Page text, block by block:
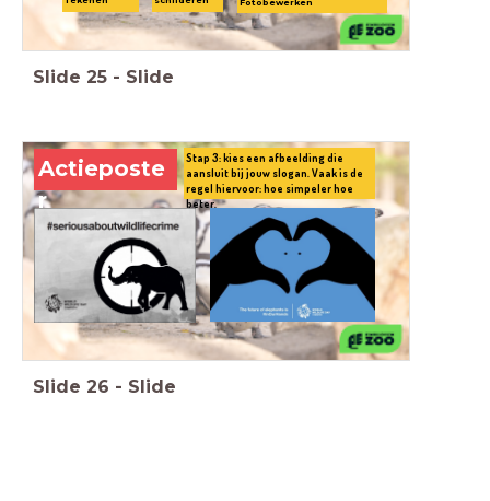
Slide 25 - Slide
Actieposte
r
Stap 3: kies een afbeelding die
aansluit bij jouw slogan. Vaak is de
regel hiervoor: hoe simpeler hoe
beter.
Slide 26 - Slide